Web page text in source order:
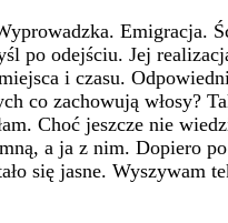
Emigracja.
po odejściu. Jej
i czasu.
co zachowują włosy?
Choć jeszcze nie
a ja z nim. Dopiero
się jasne. Wyszywam